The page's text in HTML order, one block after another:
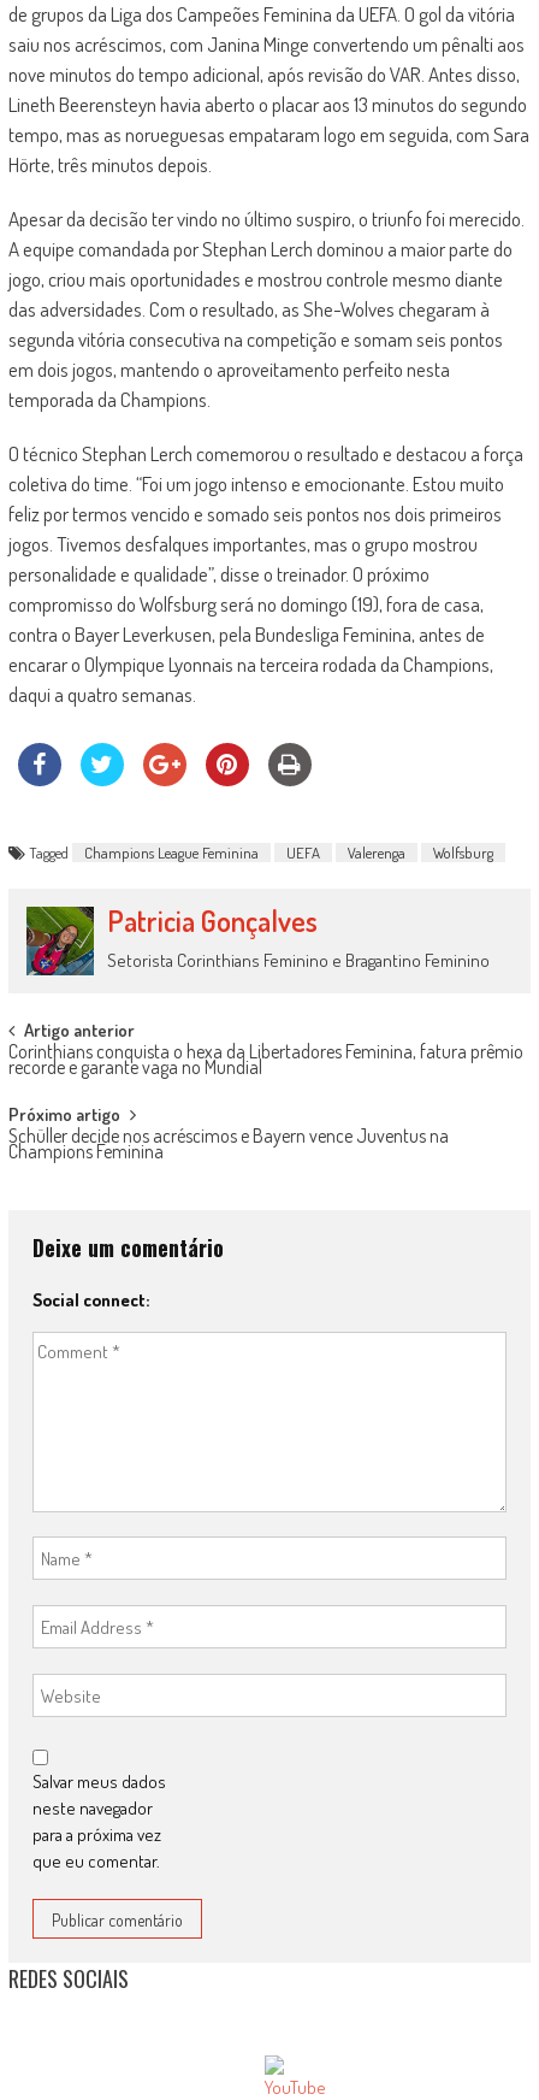
de grupos da Liga dos Campeões Feminina da UEFA. O gol da vitória
saiu nos acréscimos, com Janina Minge convertendo um pênalti aos
nove minutos do tempo adicional, após revisão do VAR. Antes disso,
Lineth Beerensteyn havia aberto o placar aos 13 minutos do segundo
tempo, mas as norueguesas empataram logo em seguida, com Sara
Hörte, três minutos depois.
Apesar da decisão ter vindo no último suspiro, o triunfo foi merecido.
A equipe comandada por Stephan Lerch dominou a maior parte do
jogo, criou mais oportunidades e mostrou controle mesmo diante
das adversidades. Com o resultado, as She-Wolves chegaram à
segunda vitória consecutiva na competição e somam seis pontos
em dois jogos, mantendo o aproveitamento perfeito nesta
temporada da Champions.
O técnico Stephan Lerch comemorou o resultado e destacou a força
coletiva do time. “Foi um jogo intenso e emocionante. Estou muito
feliz por termos vencido e somado seis pontos nos dois primeiros
jogos. Tivemos desfalques importantes, mas o grupo mostrou
personalidade e qualidade”, disse o treinador. O próximo
compromisso do Wolfsburg será no domingo (19), fora de casa,
contra o Bayer Leverkusen, pela Bundesliga Feminina, antes de
encarar o Olympique Lyonnais na terceira rodada da Champions,
daqui a quatro semanas.
Tagged Champions League Feminina UEFA Valerenga Wolfsburg
Patricia Gonçalves
Setorista Corinthians Feminino e Bragantino Feminino
Post
navigation
Artigo anterior
Corinthians conquista o hexa da Libertadores Feminina, fatura prêmio
recorde e garante vaga no Mundial
Próximo artigo
Schüller decide nos acréscimos e Bayern vence Juventus na
Champions Feminina
Deixe um comentário
Social connect:
Salvar meus dados
neste navegador
para a próxima vez
que eu comentar.
REDES SOCIAIS